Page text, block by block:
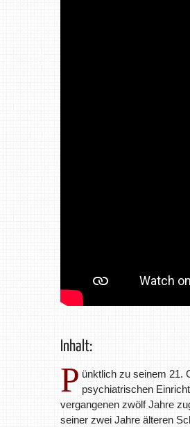
Inhalt:
P ünktlich zu seinem 21.
psychiatrischen
vergangenen zwölf Jahre
seiner zwei Jahre älteren